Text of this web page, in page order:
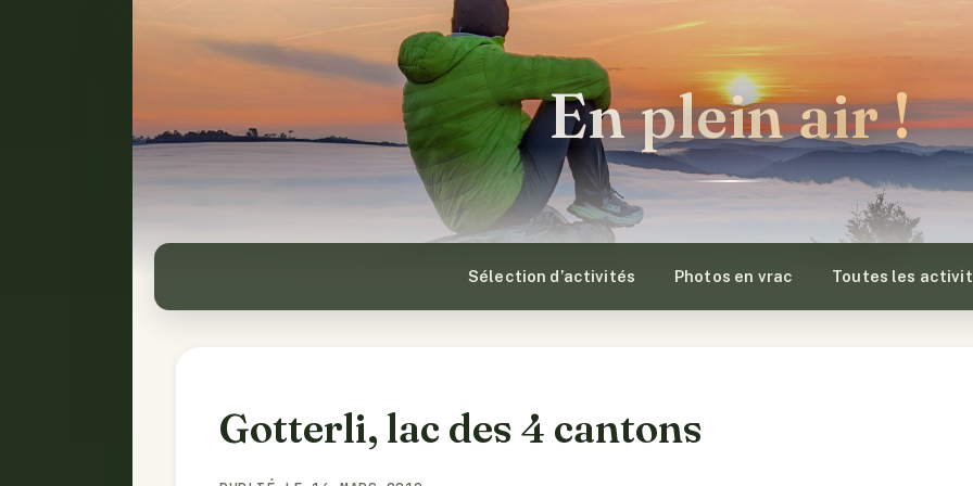
En plein air !
Sélection d’activités Photos en vrac Toutes les
Gotterli, lac des 4 cantons